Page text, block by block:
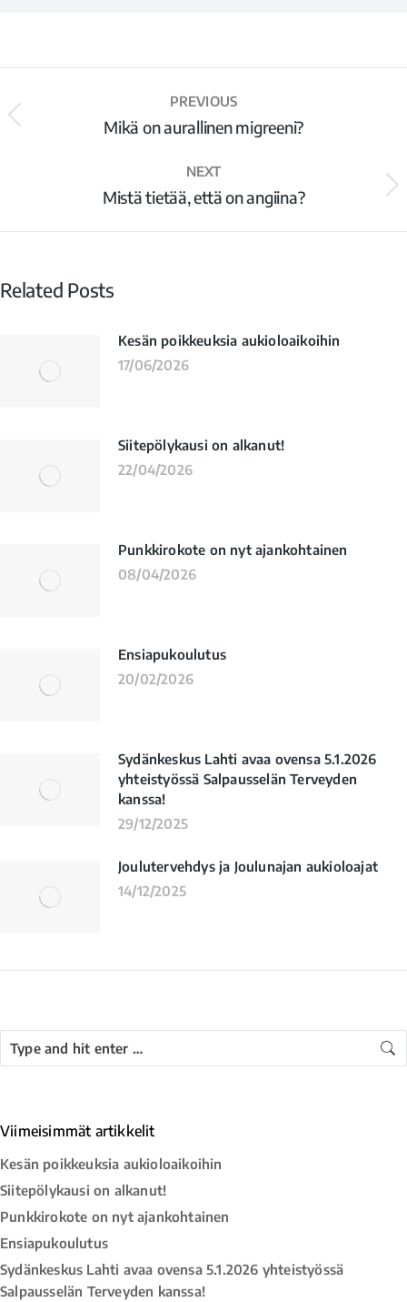
PREVIOUS
Mikä on aurallinen migreeni?
NEXT
Mistä tietää, että on angiina?
Related Posts
Kesän poikkeuksia aukioloaikoihin
17/06/2026
Siitepölykausi on alkanut!
22/04/2026
Punkkirokote on nyt ajankohtainen
08/04/2026
Ensiapukoulutus
20/02/2026
Sydänkeskus Lahti avaa ovensa 5.1.2026
yhteistyössä Salpausselän Terveyden
kanssa!
29/12/2025
Joulutervehdys ja Joulunajan aukioloajat
14/12/2025
Viimeisimmät artikkelit
Kesän poikkeuksia aukioloaikoihin
Siitepölykausi on alkanut!
Punkkirokote on nyt ajankohtainen
Ensiapukoulutus
Sydänkeskus Lahti avaa ovensa 5.1.2026 yhteistyössä
Salpausselän Terveyden kanssa!